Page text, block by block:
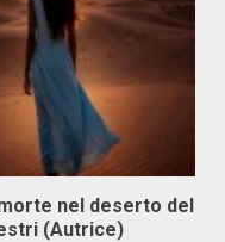
nel deserto del
(Autrice)